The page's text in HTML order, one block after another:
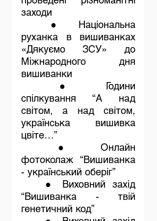
заходи
	●
Національна
руханка в вишиванках
«Дякуємо ЗСУ» до
Міжнародного дня
вишиванки
	●
Години
спілкування “А над
світом, а над світом,
українська вишивка
цвіте…”
	●
Онлайн
фотоколаж “Вишиванка
- український оберіг”
	●
Виховний захід
“Вишиванка - твій
генетичний код”